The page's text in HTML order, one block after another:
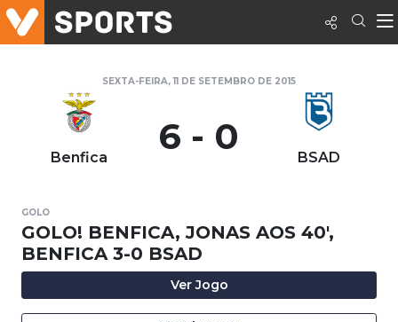
SEXTA-FEIRA, 11 DE SETEMBRO DE 2015
Benfica 6 - 0 BSAD
GOLO
GOLO! BENFICA, JONAS AOS 40',
BENFICA 3-0 BSAD
Ver Jogo